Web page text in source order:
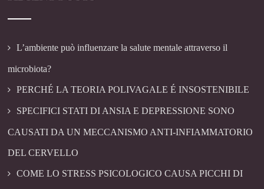
L’ambiente può influenzare la salute mentale attraverso il
microbiota?
PERCHÉ LA TEORIA POLIVAGALE É INSOSTENIBILE
SPECIFICI STATI DI ANSIA E DEPRESSIONE SONO
CAUSATI DA UN MECCANISMO ANTI-INFIAMMATORIO
DEL CERVELLO
COME LO STRESS PSICOLOGICO CAUSA PICCHI DI